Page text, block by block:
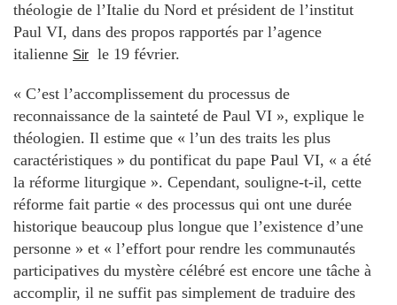
théologie de l’Italie du Nord et président de l’institut
Paul VI, dans des propos rapportés par l’agence
italienne Sir le 19 février.
« C’est l’accomplissement du processus de
reconnaissance de la sainteté de Paul VI », explique le
théologien. Il estime que « l’un des traits les plus
caractéristiques » du pontificat du pape Paul VI, « a été
la réforme liturgique ». Cependant, souligne-t-il, cette
réforme fait partie « des processus qui ont une durée
historique beaucoup plus longue que l’existence d’une
personne » et « l’effort pour rendre les communautés
participatives du mystère célébré est encore une tâche à
accomplir, il ne suffit pas simplement de traduire des